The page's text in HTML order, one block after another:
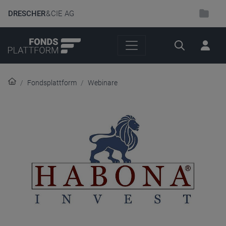
DRESCHER& CIE AG
Suche
Fondsplattform Webinare